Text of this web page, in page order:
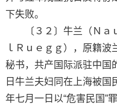
下失败。
〔３２〕牛兰（Ｎａｕ
ｌＲｕｅｇｇ），原籍波
秘书，共产国际派驻中国
日牛兰夫妇同在上海被国
年七月一日以“危害民国”